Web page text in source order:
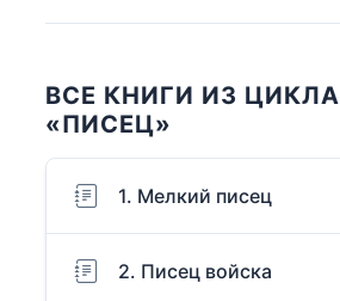
ВСЕ КНИГИ ИЗ ЦИКЛА
«ПИСЕЦ»
1. Мелкий писец
2. Писец войска